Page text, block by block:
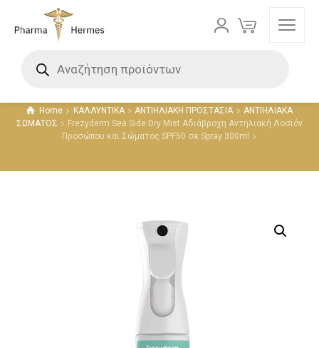
Home ΚΑΛΛΥΝΤΙΚΑ ΑΝΤΙΗΛΙΑΚΗ ΠΡΟΣΤΑΣΙΑ
ΑΝΤΙΗΛΙΑΚΑ
ΣΩΜΑΤΟΣ
Frezyderm Sea Side Dry Mist Αδιάβροχη Αντηλιακή Λοσιόν
Προσώπου και Σώματος SPF50 σε Spray 300ml